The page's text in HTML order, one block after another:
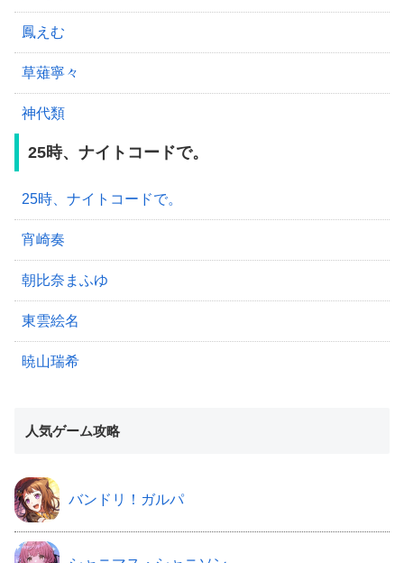
鳳えむ
草薙寧々
神代類
25時、ナイトコードで。
25時、ナイトコードで。
宵崎奏
朝比奈まふゆ
東雲絵名
暁山瑞希
人気ゲーム攻略
バンドリ！ガルパ